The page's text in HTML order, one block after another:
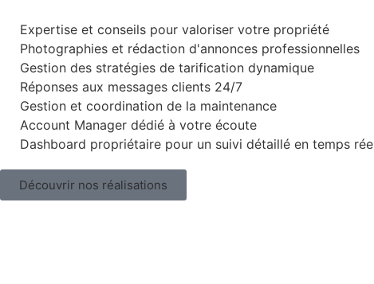
Expertise et conseils pour valoriser votre propriété
Photographies et rédaction d'annonces professionnelles
Gestion des stratégies de tarification dynamique
Réponses aux messages clients 24/7
Gestion et coordination de la maintenance
Account Manager dédié à votre écoute
Dashboard propriétaire pour un suivi détaillé en temps
Découvrir nos réalisations